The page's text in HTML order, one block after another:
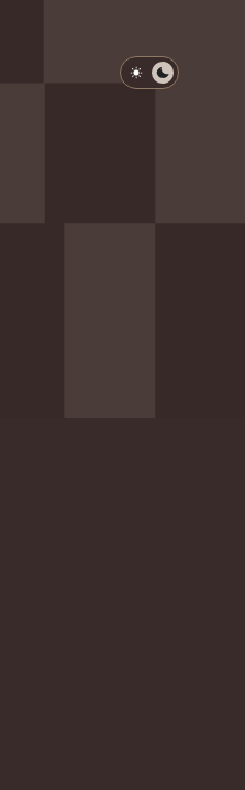
淺色模式
深色模式